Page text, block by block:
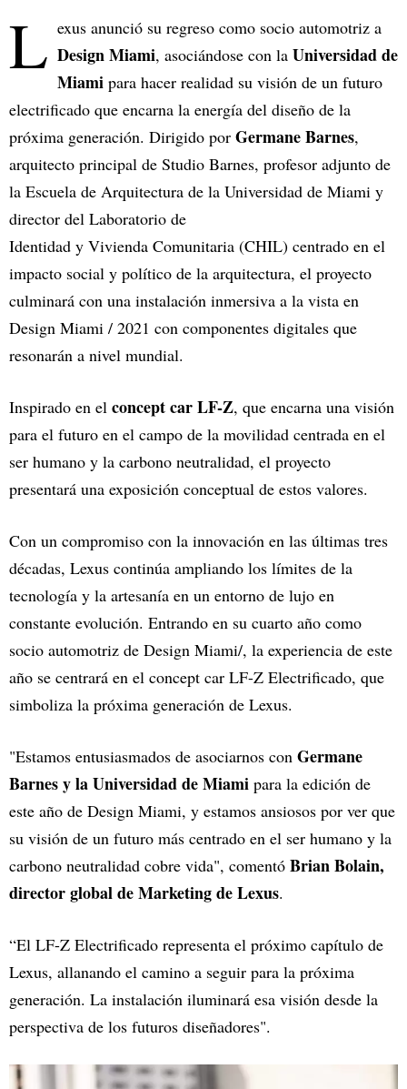
L exus anunció su regreso como socio automotriz a
Design Miami, asociándose con la Universidad de
Miami para hacer realidad su visión de un futuro
electrificado que encarna la energía del diseño de la
próxima generación. Dirigido por Germane Barnes,
arquitecto principal de Studio Barnes, profesor adjunto de
la Escuela de Arquitectura de la Universidad de Miami y
director del Laboratorio de
Identidad y Vivienda Comunitaria (CHIL) centrado en el
impacto social y político de la arquitectura, el proyecto
culminará con una instalación inmersiva a la vista en
Design Miami / 2021 con componentes digitales que
resonarán a nivel mundial.
Inspirado en el concept car LF-Z, que encarna una visión
para el futuro en el campo de la movilidad centrada en el
ser humano y la carbono neutralidad, el proyecto
presentará una exposición conceptual de estos valores.
Con un compromiso con la innovación en las últimas tres
décadas, Lexus continúa ampliando los límites de la
tecnología y la artesanía en un entorno de lujo en
constante evolución. Entrando en su cuarto año como
socio automotriz de Design Miami/, la experiencia de este
año se centrará en el concept car LF-Z Electrificado, que
simboliza la próxima generación de Lexus.
"Estamos entusiasmados de asociarnos con Germane
Barnes y la Universidad de Miami para la edición de
este año de Design Miami, y estamos ansiosos por ver que
su visión de un futuro más centrado en el ser humano y la
carbono neutralidad cobre vida", comentó Brian Bolain,
director global de Marketing de Lexus.
“El LF-Z Electrificado representa el próximo capítulo de
Lexus, allanando el camino a seguir para la próxima
generación. La instalación iluminará esa visión desde la
perspectiva de los futuros diseñadores".